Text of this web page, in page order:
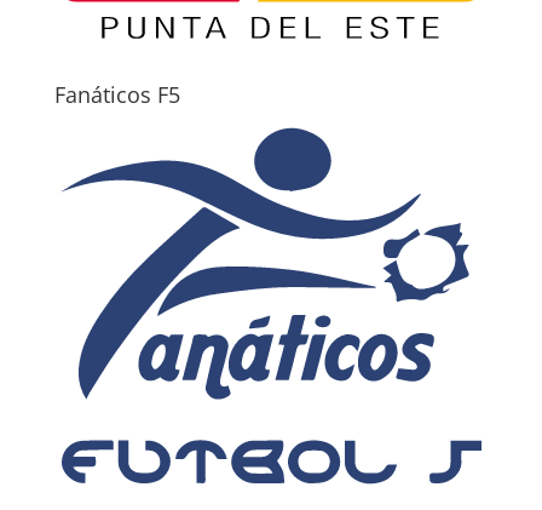
Fanáticos F5